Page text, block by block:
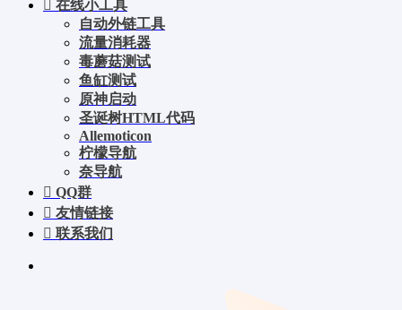
在线小工具
自动外链工具
流量消耗器
毒蘑菇测试
鱼缸测试
原神启动
圣诞树HTML代码
Allemoticon
柠檬导航
奈导航
QQ群
友情链接
联系我们